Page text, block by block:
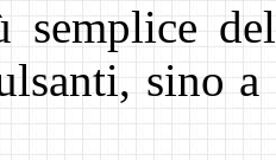
semplice
sino